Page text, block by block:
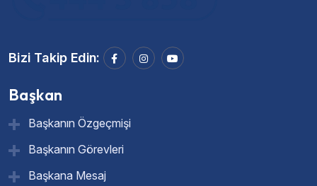
Bizi Takip Edin:
Başkan
Başkanın Özgeçmişi
Başkanın Görevleri
Başkana Mesaj